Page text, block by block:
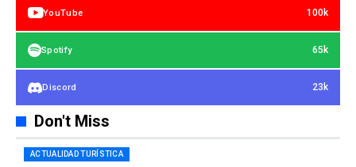
YouTube 100k
Spotify 65k
Discord 23k
Don't Miss
ACTUALIDAD TURÍSTICA